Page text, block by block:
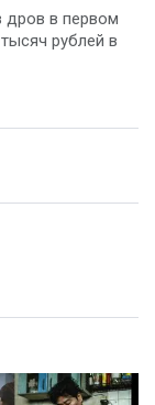
в первом
рублей в